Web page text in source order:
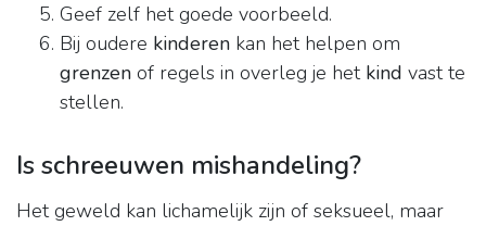
Geef zelf het goede voorbeeld.
Bij oudere kinderen kan het helpen om
grenzen of regels in overleg je het kind vast te
stellen.
Is schreeuwen mishandeling?
Het geweld kan lichamelijk zijn of seksueel, maar